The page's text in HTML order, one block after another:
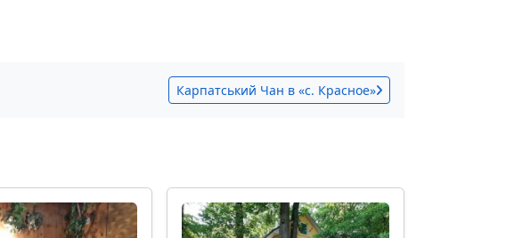
Карпатський Чан в «с. Красное»